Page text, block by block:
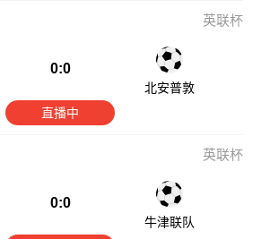
英联杯
0:0
北安普敦
直播中
英联杯
0:0
牛津联队